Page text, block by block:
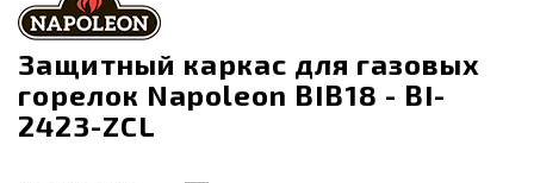
Защитный каркас для газовых
горелок Napoleon BIB18 - BI-
2423-ZCL